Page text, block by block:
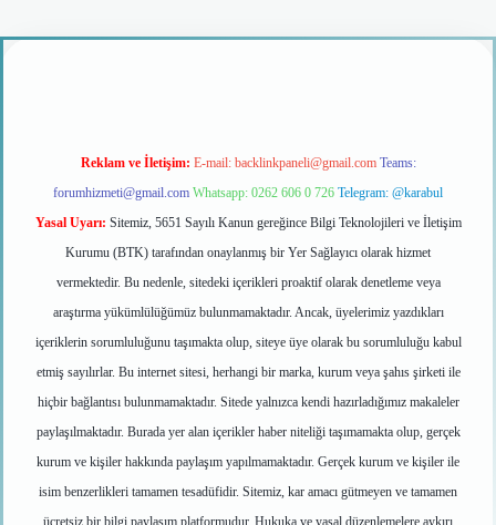
giriş
Reklam ve İletişim: E-mail: backlinkpaneli@gmail.com Teams:
forumhizmeti@gmail.com Whatsapp: 0262 606 0 726 Telegram: @karabul
Yasal Uyarı: Sitemiz, 5651 Sayılı Kanun gereğince Bilgi Teknolojileri ve İletişim
Kurumu (BTK) tarafından onaylanmış bir Yer Sağlayıcı olarak hizmet
vermektedir. Bu nedenle, sitedeki içerikleri proaktif olarak denetleme veya
araştırma yükümlülüğümüz bulunmamaktadır. Ancak, üyelerimiz yazdıkları
içeriklerin sorumluluğunu taşımakta olup, siteye üye olarak bu sorumluluğu kabul
etmiş sayılırlar. Bu internet sitesi, herhangi bir marka, kurum veya şahıs şirketi ile
hiçbir bağlantısı bulunmamaktadır. Sitede yalnızca kendi hazırladığımız makaleler
paylaşılmaktadır. Burada yer alan içerikler haber niteliği taşımamakta olup, gerçek
kurum ve kişiler hakkında paylaşım yapılmamaktadır. Gerçek kurum ve kişiler ile
isim benzerlikleri tamamen tesadüfidir. Sitemiz, kar amacı gütmeyen ve tamamen
ücretsiz bir bilgi paylaşım platformudur. Hukuka ve yasal düzenlemelere aykırı